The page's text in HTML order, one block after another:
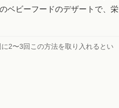
ベビーフードのデザートで、栄
2〜3回この方法を取り入れるとい